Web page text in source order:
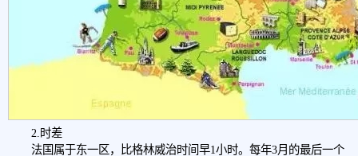
2.时差
法国属于东一区，比格林威治时间早1小时。每年3月的最后一个